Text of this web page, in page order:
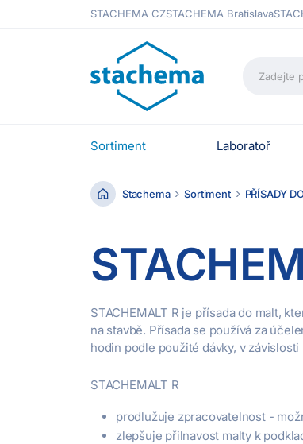
STACHEMA CZSTACHEMA Bratislava
Sortiment Laboratoř
Stachema Sortiment PŘÍSADY
STACHEMALT R je přísada do malt,
na stavbě. Přísada se používá za
hodin podle použité dávky, v
STACHEMALT R
prodlužuje zpracovatelnost -
zlepšuje přilnavost malty k